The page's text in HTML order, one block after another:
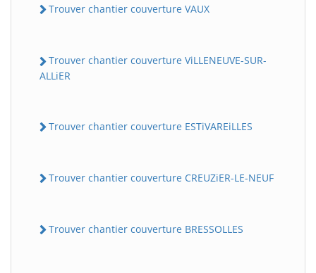
Trouver chantier couverture VAUX
Trouver chantier couverture ViLLENEUVE-SUR-
ALLiER
Trouver chantier couverture ESTiVAREiLLES
Trouver chantier couverture CREUZiER-LE-NEUF
Trouver chantier couverture BRESSOLLES